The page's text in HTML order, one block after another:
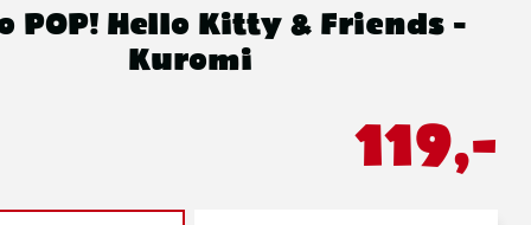
POP! Hello Kitty & Friends -
Kuromi
119,-